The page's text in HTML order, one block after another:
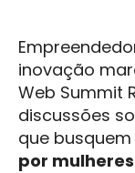
inovação
Web Summit
discussões
que busquem
por